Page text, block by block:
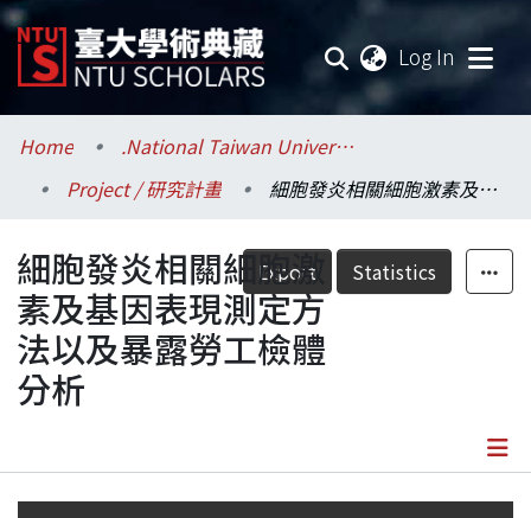
Log In
Communities & Collections
Research Outputs
Fundings & Projects
Researchers
Organizations
Home
.National Taiwan University / 國立臺灣大學
Project / 研究計畫
細胞發炎相關細胞激素及基因表現測定方法以及暴露勞工檢體分析
Export Statistics
細胞發炎相關細胞激
素及基因表現測定方
法以及暴露勞工檢體
分析
Details